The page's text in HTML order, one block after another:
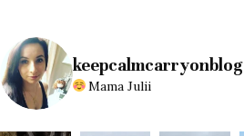
keepcalmcarryonblog
Mama Julii